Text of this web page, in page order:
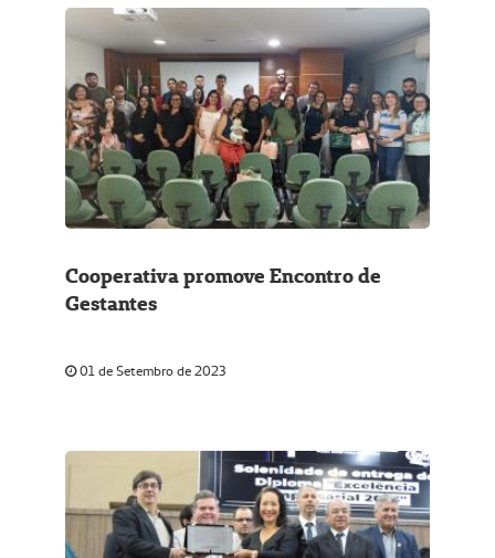
Cooperativa promove Encontro de
Gestantes
01 de Setembro de 2023